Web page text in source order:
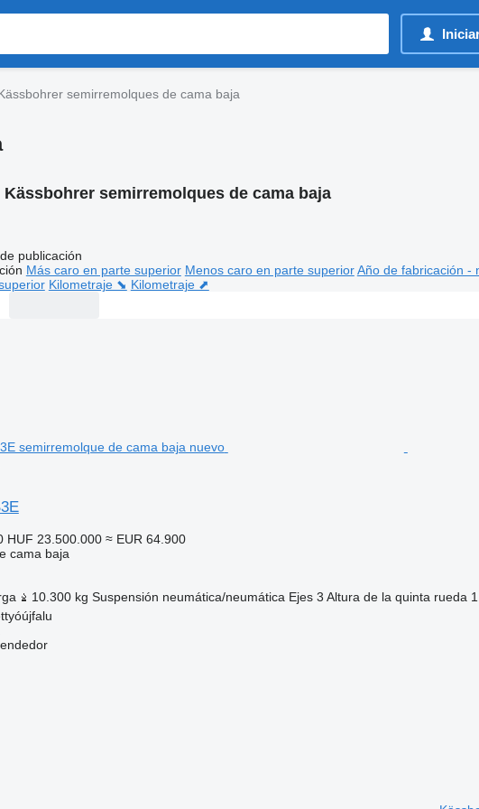
semirremolques de cama baja
Kässbohrer semirremolques de cama baja
publicación
Más caro en parte superior Menos caro en parte superior Año de fabricación -
Kilometraje ⬊ Kilometraje ⬈
HUF 23.500.000 ≈ EUR 64.900
cama baja
10.300 kg Suspensión neumática/neumática Ejes 3 Altura de la quinta rueda